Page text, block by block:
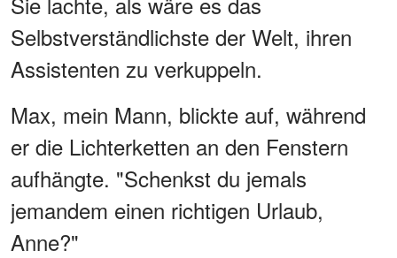
Selbstverständlichste der Welt, ihren
Assistenten zu verkuppeln.
Max, mein Mann, blickte auf, während
er die Lichterketten an den Fenstern
aufhängte. "Schenkst du jemals
jemandem einen richtigen Urlaub,
Anne?"